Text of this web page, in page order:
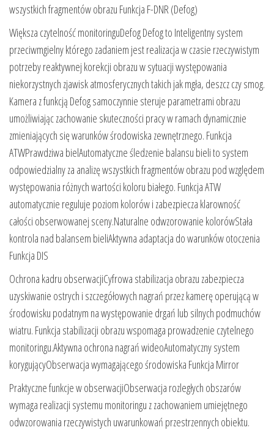
wszystkich fragmentów obrazu Funkcja F-DNR (Defog)
Większa czytelność monitoringuDefog Defog to Inteligentny system
przeciwmgielny którego zadaniem jest realizacja w czasie rzeczywistym
potrzeby reaktywnej korekcji obrazu w sytuacji występowania
niekorzystnych zjawisk atmosferycznych takich jak mgła, deszcz czy smog.
Kamera z funkcją Defog samoczynnie steruje parametrami obrazu
umożliwiając zachowanie skuteczności pracy w ramach dynamicznie
zmieniających się warunków środowiska zewnętrznego. Funkcja
ATWPrawdziwa bielAutomatyczne śledzenie balansu bieli to system
odpowiedzialny za analizę wszystkich fragmentów obrazu pod względem
występowania różnych wartości koloru białego. Funkcja ATW
automatycznie reguluje poziom kolorów i zabezpiecza klarowność
całości obserwowanej sceny.Naturalne odwzorowanie kolorówStała
kontrola nad balansem bieliAktywna adaptacja do warunków otoczenia
Funkcja DIS
Ochrona kadru obserwacjiCyfrowa stabilizacja obrazu zabezpiecza
uzyskiwanie ostrych i szczegółowych nagrań przez kamerę operującą w
środowisku podatnym na występowanie drgań lub silnych podmuchów
wiatru. Funkcja stabilizacji obrazu wspomaga prowadzenie czytelnego
monitoringu.Aktywna ochrona nagrań wideoAutomatyczny system
korygującyObserwacja wymagającego środowiska Funkcja Mirror
Praktyczne funkcje w obserwacjiObserwacja rozległych obszarów
wymaga realizacji systemu monitoringu z zachowaniem umiejętnego
odwzorowania rzeczywistych uwarunkowań przestrzennych obiektu.